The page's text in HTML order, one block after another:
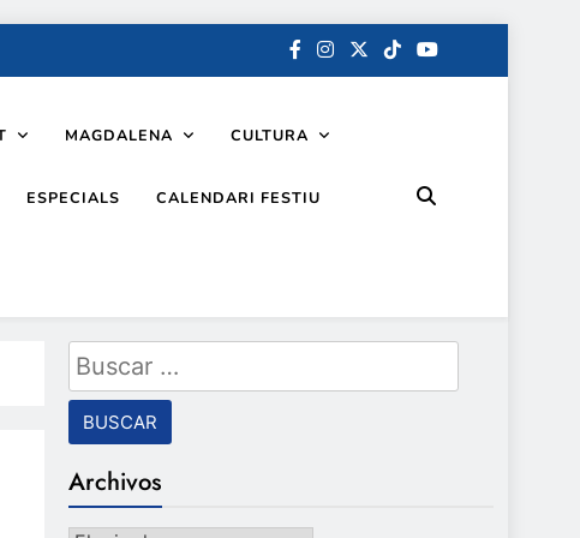
MAGDALENA CULTURA
ESPECIALS CALENDARI FESTIU
Buscar:
Archivos